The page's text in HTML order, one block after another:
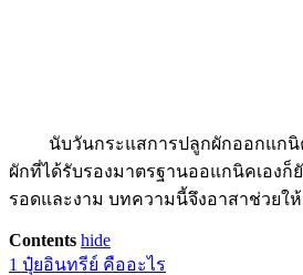
นับวันกระแสการปลูกผักออกแกนิคไ
ผักที่ได้รับรองมาตรฐานออแกนิคเองก็
รอดและงาม บทความนี้จึงอาสาช่วยใ
Contents hide
1 ปุ๋ยอินทรีย์ คืออะไร